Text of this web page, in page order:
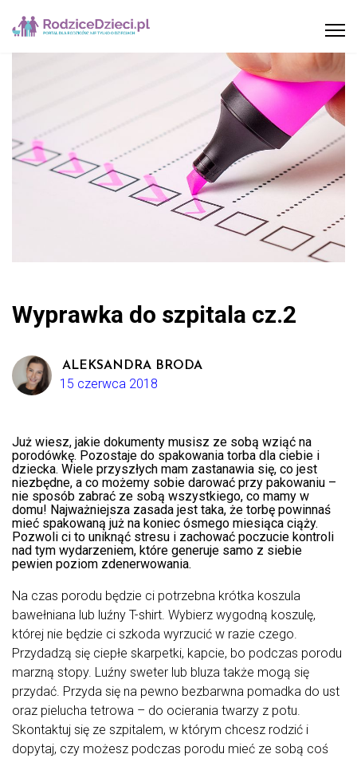
Wyprawka do szpitala cz.2
ALEKSANDRA BRODA
15 czerwca 2018
Już wiesz, jakie dokumenty musisz ze sobą wziąć na
porodówkę. Pozostaje do spakowania torba dla ciebie i
dziecka. Wiele przyszłych mam zastanawia się, co jest
niezbędne, a co możemy sobie darować przy pakowaniu –
nie sposób zabrać ze sobą wszystkiego, co mamy w
domu! Najważniejsza zasada jest taka, że torbę powinnaś
mieć spakowaną już na koniec ósmego miesiąca ciąży.
Pozwoli ci to uniknąć stresu i zachować poczucie kontroli
nad tym wydarzeniem, które generuje samo z siebie
pewien poziom zdenerwowania.
Na czas porodu będzie ci potrzebna krótka koszula
bawełniana lub luźny T-shirt. Wybierz wygodną koszulę,
której nie będzie ci szkoda wyrzucić w razie czego.
Przydadzą się ciepłe skarpetki, kapcie, bo podczas porodu
marzną stopy. Luźny sweter lub bluza także mogą się
przydać. Przyda się na pewno bezbarwna pomadka do ust
oraz pielucha tetrowa – do ocierania twarzy z potu.
Skontaktuj się ze szpitalem, w którym chcesz rodzić i
dopytaj, czy możesz podczas porodu mieć ze sobą coś